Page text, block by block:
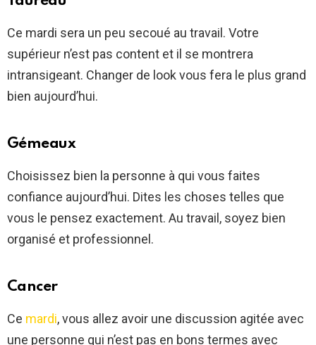
Ce mardi sera un peu secoué au travail. Votre
supérieur n’est pas content et il se montrera
intransigeant. Changer de look vous fera le plus grand
bien aujourd’hui.
Gémeaux
Choisissez bien la personne à qui vous faites
confiance aujourd’hui. Dites les choses telles que
vous le pensez exactement. Au travail, soyez bien
organisé et professionnel.
Cancer
Ce mardi, vous allez avoir une discussion agitée avec
une personne qui n’est pas en bons termes avec